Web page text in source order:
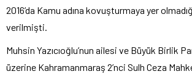
2016’da Kamu adına kovuşturmaya yer
verilmişti.
Muhsin Yazıcıoğlu’nun ailesi ve Büyük Birlik
üzerine Kahramanmaraş 2’nci Sulh Ceza